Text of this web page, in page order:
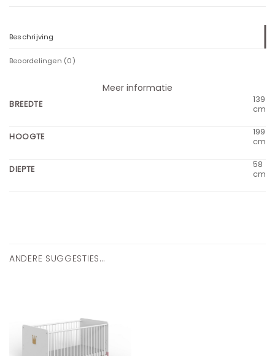
Beschrijving
Beoordelingen (0)
Meer informatie
BREEDTE
139
cm
HOOGTE
199
cm
DIEPTE
58
cm
ANDERE SUGGESTIES…